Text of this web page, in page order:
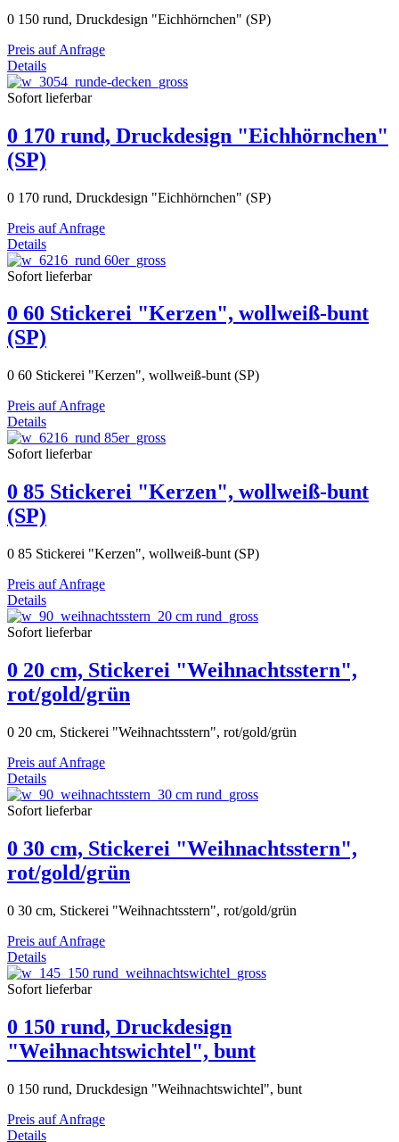
0 150 rund, Druckdesign "Eichhörnchen" (SP)
Preis auf Anfrage
Details
Sofort lieferbar
0 170 rund, Druckdesign "Eichhörnchen"
(SP)
0 170 rund, Druckdesign "Eichhörnchen" (SP)
Preis auf Anfrage
Details
Sofort lieferbar
0 60 Stickerei "Kerzen", wollweiß-bunt
(SP)
0 60 Stickerei "Kerzen", wollweiß-bunt (SP)
Preis auf Anfrage
Details
Sofort lieferbar
0 85 Stickerei "Kerzen", wollweiß-bunt
(SP)
0 85 Stickerei "Kerzen", wollweiß-bunt (SP)
Preis auf Anfrage
Details
Sofort lieferbar
0 20 cm, Stickerei "Weihnachtsstern",
rot/gold/grün
0 20 cm, Stickerei "Weihnachtsstern", rot/gold/grün
Preis auf Anfrage
Details
Sofort lieferbar
0 30 cm, Stickerei "Weihnachtsstern",
rot/gold/grün
0 30 cm, Stickerei "Weihnachtsstern", rot/gold/grün
Preis auf Anfrage
Details
Sofort lieferbar
0 150 rund, Druckdesign
"Weihnachtswichtel", bunt
0 150 rund, Druckdesign "Weihnachtswichtel", bunt
Preis auf Anfrage
Details